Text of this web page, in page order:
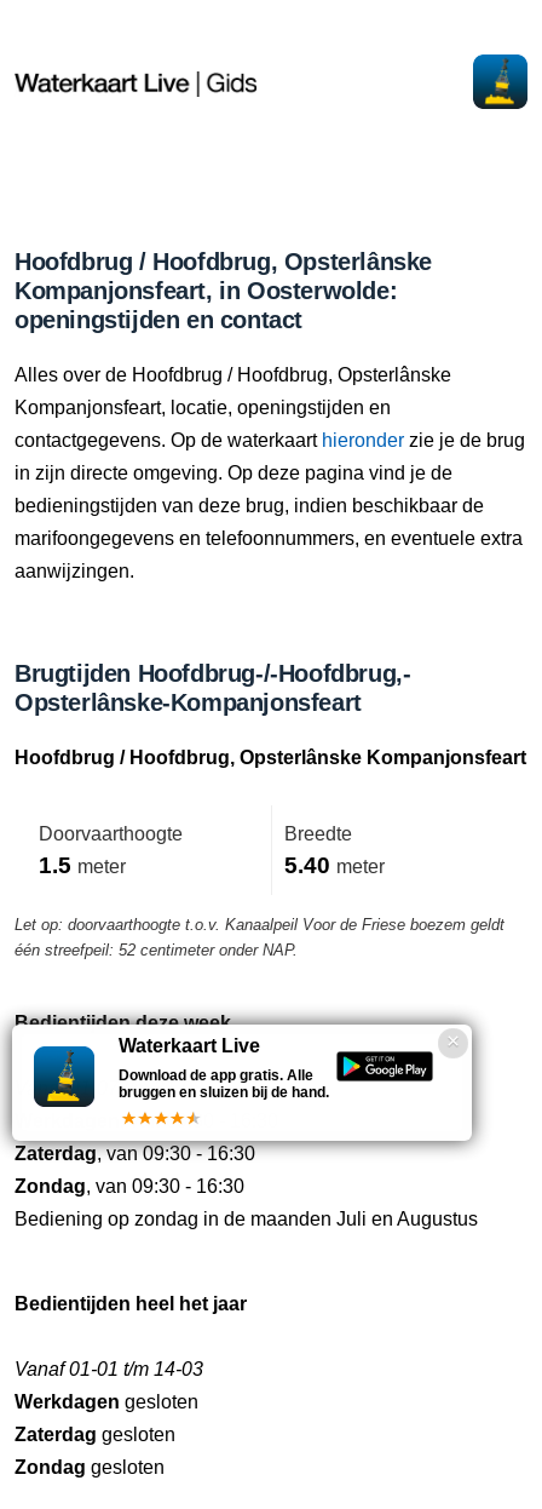
Hoofdbrug / Hoofdbrug, Opsterlânske
Kompanjonsfeart, in Oosterwolde:
openingstijden en contact
Alles over de Hoofdbrug / Hoofdbrug, Opsterlânske
Kompanjonsfeart, locatie, openingstijden en
contactgegevens. Op de waterkaart hieronder zie je de brug
in zijn directe omgeving. Op deze pagina vind je de
bedieningstijden van deze brug, indien beschikbaar de
marifoongegevens en telefoonnummers, en eventuele extra
aanwijzingen.
Brugtijden Hoofdbrug-/-Hoofdbrug,-
Opsterlânske-Kompanjonsfeart
Hoofdbrug / Hoofdbrug, Opsterlânske Kompanjonsfeart
Doorvaarthoogte
1.5 meter
Breedte
5.40 meter
Let op: doorvaarthoogte t.o.v. Kanaalpeil Voor de Friese boezem geldt
één streefpeil: 52 centimeter onder NAP.
Bedientijden deze week
Vanaf 01-07 t/m 31-08
, van 09:30 - 16:30
Zaterdag, van 09:30 - 16:30
Zondag, van 09:30 - 16:30
Bediening op zondag in de maanden Juli en Augustus
Bedientijden heel het jaar
Vanaf 01-01 t/m 14-03
Werkdagen gesloten
Zaterdag gesloten
Zondag gesloten
Waterkaart Live
Download de app gratis. Alle
bruggen en sluizen bij de hand.